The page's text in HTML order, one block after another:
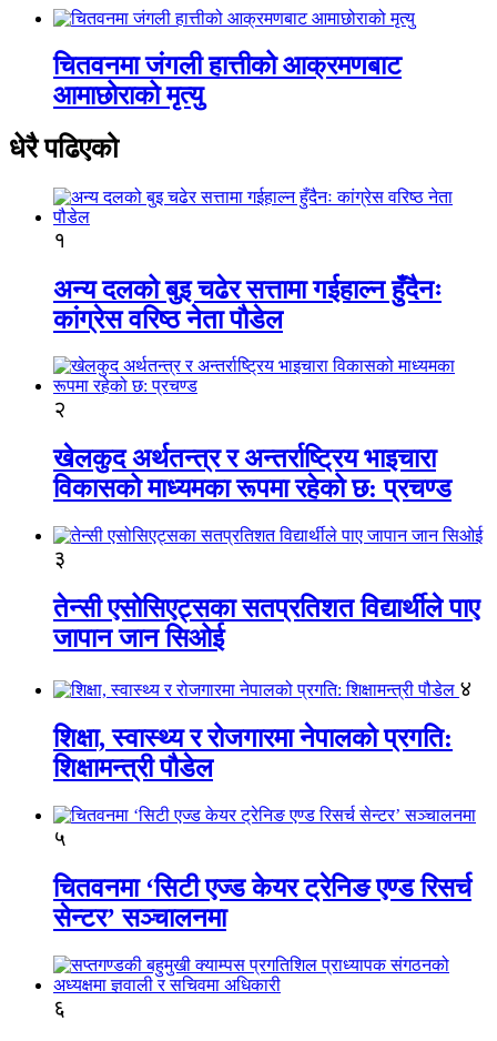
चितवनमा जंगली हात्तीको आक्रमणबाट
आमाछोराको मृत्यु
धेरै पढिएको
१
अन्य दलको बुइ चढेर सत्तामा गईहाल्न हुँदैनः
कांग्रेस वरिष्ठ नेता पौडेल
२
खेलकुद अर्थतन्त्र र अन्तर्राष्ट्रिय भाइचारा
विकासको माध्यमका रूपमा रहेको छ: प्रचण्ड
३
तेन्सी एसोसिएट्सका सतप्रतिशत विद्यार्थीले पाए
जापान जान सिओई
४
शिक्षा, स्वास्थ्य र रोजगारमा नेपालको प्रगति:
शिक्षामन्त्री पौडेल
५
चितवनमा ‘सिटी एज्ड केयर ट्रेनिङ एण्ड रिसर्च
सेन्टर’ सञ्चालनमा
६